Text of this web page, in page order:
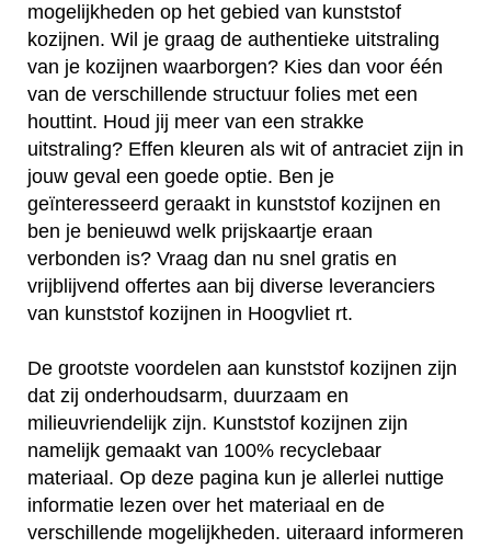
mogelijkheden op het gebied van kunststof
kozijnen. Wil je graag de authentieke uitstraling
van je kozijnen waarborgen? Kies dan voor één
van de verschillende structuur folies met een
houttint. Houd jij meer van een strakke
uitstraling? Effen kleuren als wit of antraciet zijn in
jouw geval een goede optie. Ben je
geïnteresseerd geraakt in kunststof kozijnen en
ben je benieuwd welk prijskaartje eraan
verbonden is? Vraag dan nu snel gratis en
vrijblijvend offertes aan bij diverse leveranciers
van kunststof kozijnen in Hoogvliet rt.
De grootste voordelen aan kunststof kozijnen zijn
dat zij onderhoudsarm, duurzaam en
milieuvriendelijk zijn. Kunststof kozijnen zijn
namelijk gemaakt van 100% recyclebaar
materiaal. Op deze pagina kun je allerlei nuttige
informatie lezen over het materiaal en de
verschillende mogelijkheden. uiteraard informeren